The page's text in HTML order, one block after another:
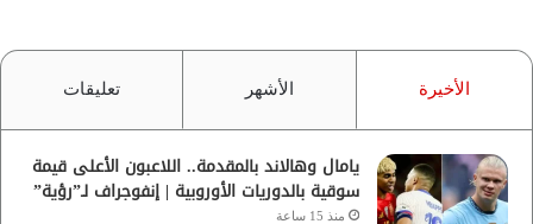
الأخيرة الأشهر تعليقات
يامال وهالاند بالمقدمة.. اللاعبون الأعلى قيمة
سوقية بالدوريات الأوروبية | إنفوجراف لـ”رؤية”
منذ 15 ساعة